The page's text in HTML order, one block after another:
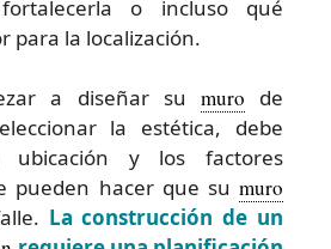
o incluso qué
para la localización.
a diseñar su muro de
la estética, debe
ubicación y los factores
pueden hacer que su muro
La construcción de un